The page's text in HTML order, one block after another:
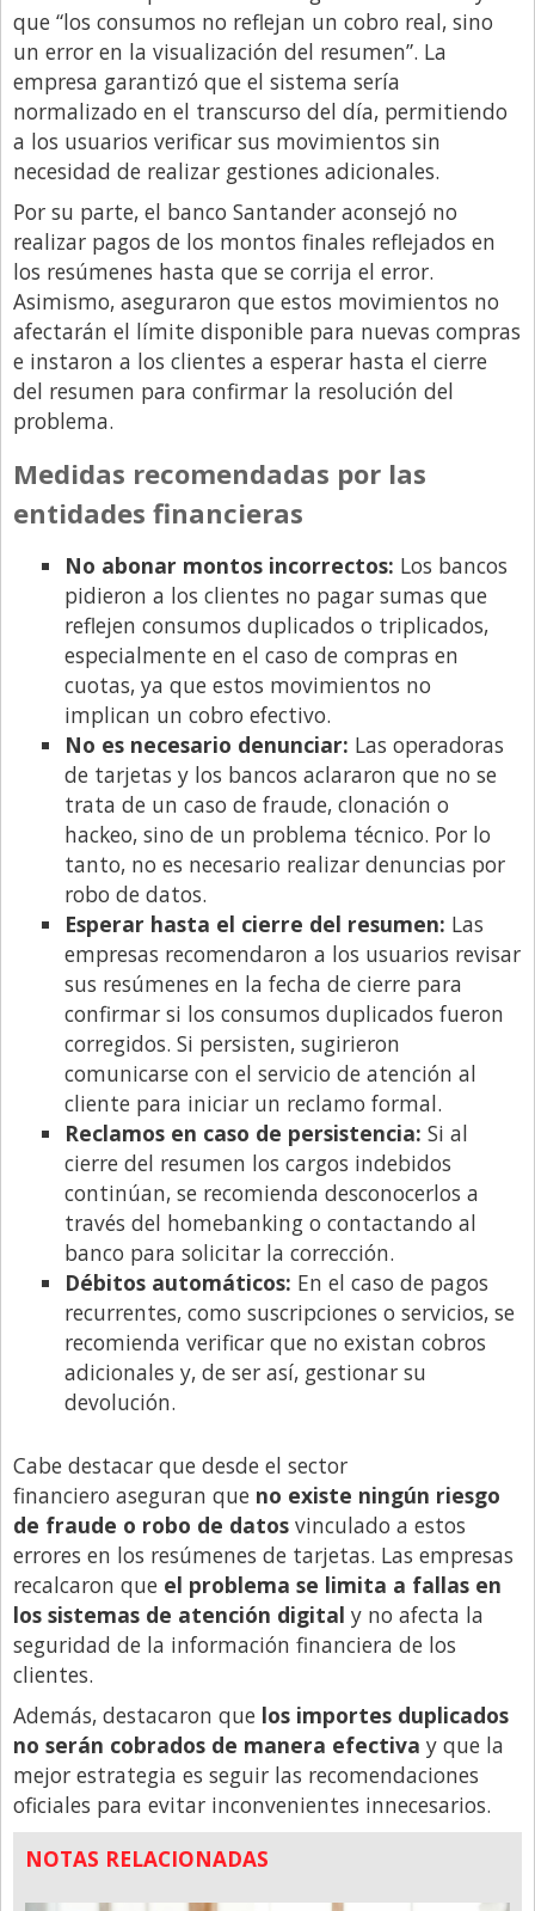
que “los consumos no reflejan un cobro real, sino
un error en la visualización del resumen”. La
empresa garantizó que el sistema sería
normalizado en el transcurso del día, permitiendo
a los usuarios verificar sus movimientos sin
necesidad de realizar gestiones adicionales.
Por su parte, el banco Santander aconsejó no
realizar pagos de los montos finales reflejados en
los resúmenes hasta que se corrija el error.
Asimismo, aseguraron que estos movimientos no
afectarán el límite disponible para nuevas compras
e instaron a los clientes a esperar hasta el cierre
del resumen para confirmar la resolución del
problema.
Medidas recomendadas por las
entidades financieras
No abonar montos incorrectos: Los bancos
pidieron a los clientes no pagar sumas que
reflejen consumos duplicados o triplicados,
especialmente en el caso de compras en
cuotas, ya que estos movimientos no
implican un cobro efectivo.
No es necesario denunciar: Las operadoras
de tarjetas y los bancos aclararon que no se
trata de un caso de fraude, clonación o
hackeo, sino de un problema técnico. Por lo
tanto, no es necesario realizar denuncias por
robo de datos.
Esperar hasta el cierre del resumen: Las
empresas recomendaron a los usuarios revisar
sus resúmenes en la fecha de cierre para
confirmar si los consumos duplicados fueron
corregidos. Si persisten, sugirieron
comunicarse con el servicio de atención al
cliente para iniciar un reclamo formal.
Reclamos en caso de persistencia: Si al
cierre del resumen los cargos indebidos
continúan, se recomienda desconocerlos a
través del homebanking o contactando al
banco para solicitar la corrección.
Débitos automáticos: En el caso de pagos
recurrentes, como suscripciones o servicios, se
recomienda verificar que no existan cobros
adicionales y, de ser así, gestionar su
devolución.
Cabe destacar que desde el sector
financiero aseguran que no existe ningún riesgo
de fraude o robo de datos vinculado a estos
errores en los resúmenes de tarjetas. Las empresas
recalcaron que el problema se limita a fallas en
los sistemas de atención digital y no afecta la
seguridad de la información financiera de los
clientes.
Además, destacaron que los importes duplicados
no serán cobrados de manera efectiva y que la
mejor estrategia es seguir las recomendaciones
oficiales para evitar inconvenientes innecesarios.
NOTAS RELACIONADAS